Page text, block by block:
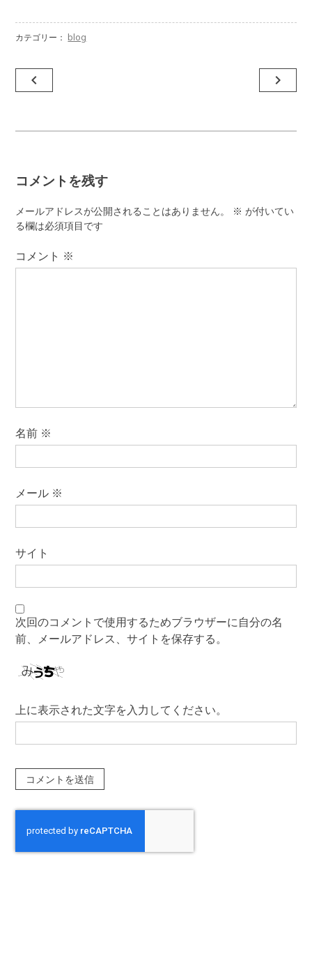
カテゴリー： blog
投
稿
ー
シ
ョ
navigate_before navigate_next
コメントを残す
メールアドレスが公開されることはありません。 ※ が付いてい
る欄は必須項目です
コメント ※
名前 ※
メール ※
サイト
次回のコメントで使用するためブラウザーに自分の名
前、メールアドレス、サイトを保存する。
上に表示された文字を入力してください。